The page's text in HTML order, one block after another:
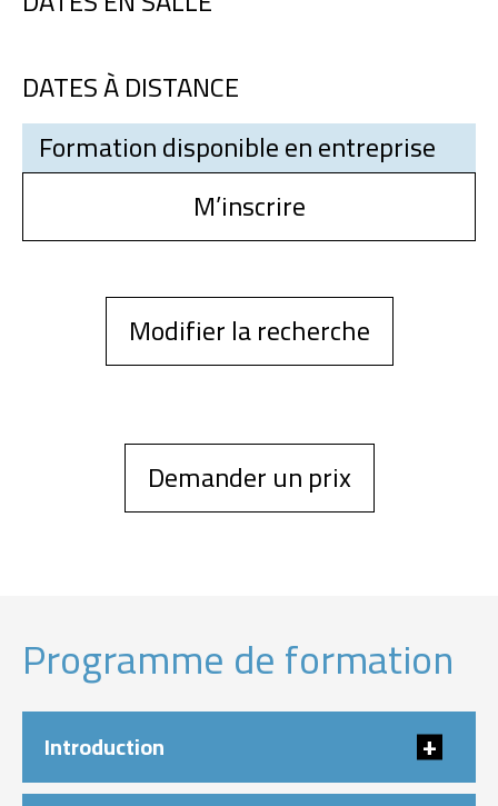
DATES À DISTANCE
Formation disponible en entreprise
M’inscrire
Modifier la recherche
Demander un prix
Programme de formation
Introduction